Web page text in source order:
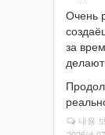
Очень
за
내용